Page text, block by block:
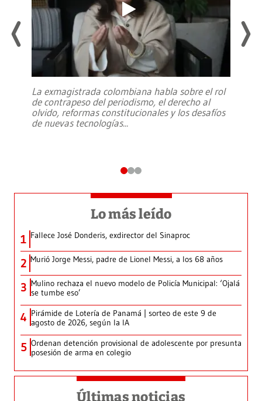
La exmagistrada colombiana habla sobre el rol
de contrapeso del periodismo, el derecho al
olvido, reformas constitucionales y los desafíos
de nuevas tecnologías...
Lo más leído
1 Fallece José Donderis, exdirector del Sinaproc
2 Murió Jorge Messi, padre de Lionel Messi, a los 68 años
3 Mulino rechaza el nuevo modelo de Policía Municipal: ‘Ojalá
se tumbe eso’
4 Pirámide de Lotería de Panamá | sorteo de este 9 de
agosto de 2026, según la IA
5 Ordenan detención provisional de adolescente por presunta
posesión de arma en colegio
Últimas noticias